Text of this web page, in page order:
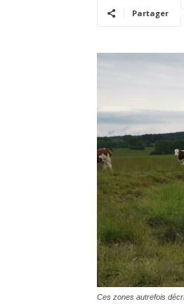
Partager
Ces zones autrefois